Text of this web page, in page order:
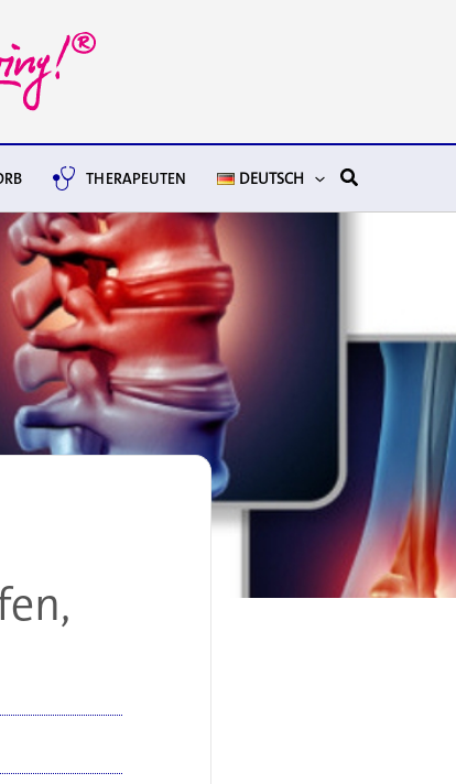
THERAPEUTEN DEUTSCH Suchen